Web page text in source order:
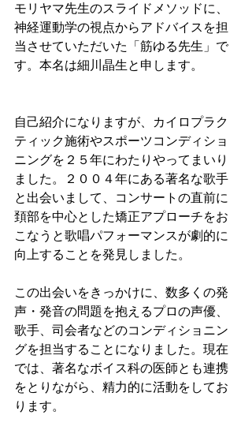
モリヤマ先生のスライドメソッドに、
神経運動学の視点からアドバイスを担
当させていただいた「筋ゆる先生」で
す。本名は細川晶生と申します。
自己紹介になりますが、カイロプラク
ティック施術やスポーツコンディショ
ニングを２５年にわたりやってまいり
ました。２００４年にある著名な歌手
と出会いまして、コンサートの直前に
頚部を中心とした矯正アプローチをお
こなうと歌唱パフォーマンスが劇的に
向上することを発見しました。
この出会いをきっかけに、数多くの発
声・発音の問題を抱えるプロの声優、
歌手、司会者などのコンディショニン
グを担当することになりました。現在
では、著名なボイス科の医師とも連携
をとりながら、精力的に活動をしてお
ります。